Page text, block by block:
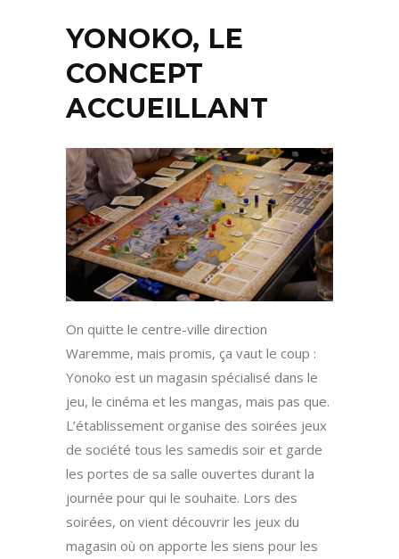
YONOKO, LE
CONCEPT
ACCUEILLANT
On quitte le centre-ville direction
Waremme, mais promis, ça vaut le coup :
Yonoko est un magasin spécialisé dans le
jeu, le cinéma et les mangas, mais pas que.
L’établissement organise des soirées jeux
de société tous les samedis soir et garde
les portes de sa salle ouvertes durant la
journée pour qui le souhaite. Lors des
soirées, on vient découvrir les jeux du
magasin où on apporte les siens pour les